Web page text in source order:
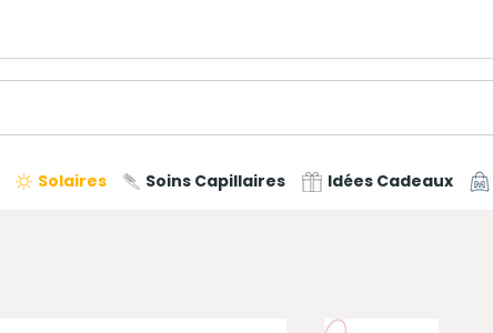
Solaires Soins Capillaires Idées Cadeaux